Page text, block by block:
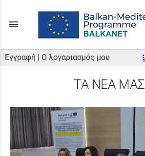
menu
Εγγραφή | Ο λογαριασμός μου
ΤΑ ΝΕΑ ΜΑΣ